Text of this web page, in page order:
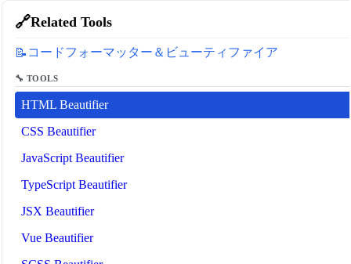
🔗Related Tools
📝 コードフォーマッター＆ビューティファイア
🔧 TOOLS
HTML Beautifier
CSS Beautifier
JavaScript Beautifier
TypeScript Beautifier
JSX Beautifier
Vue Beautifier